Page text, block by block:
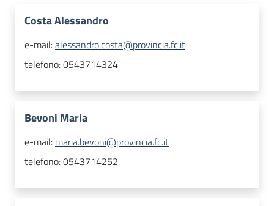
Costa Alessandro
e-mail:alessandro.costa@provincia.fc.it
telefono:0543714324
Bevoni Maria
e-mail: maria.bevoni@provincia.fc.it
telefono:0543714252